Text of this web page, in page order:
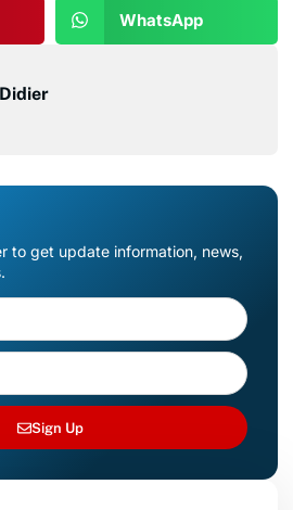
WhatsApp
to get update information, news,
Sign Up